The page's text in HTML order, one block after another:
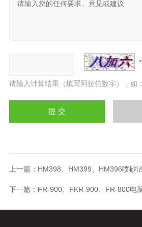
请输入计算结果（填写阿拉伯数字），如
上一篇： HM398、HM399、HM396喷砂
下一篇： FR-900、FKR-900、FR-800电